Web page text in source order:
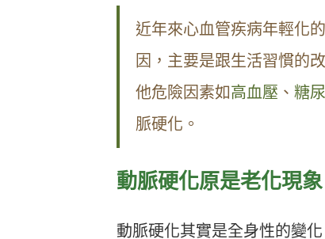
近年來心血管疾病年輕化
因，主要是跟生活習慣的
他危險因素如高血壓 、 糖
脈硬化。
動脈硬化原是老化現象
動脈硬化其實是全身性的變